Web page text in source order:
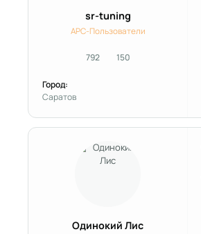
sr-tuning
APC-Пользователи
792сообщения
150Репутация
Город:
Саратов
Одинокий Лис